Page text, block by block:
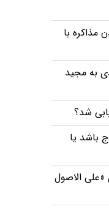
مذاکره با
میلیاردی به مجید
شد؟
باشد یا
«علی الاصول